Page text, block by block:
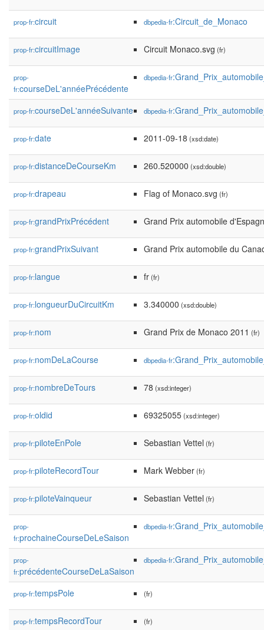
prop-fr:circuit dbpedia-fr:Circuit_de_Monaco
prop-fr:circuitImage Circuit Monaco.svg (fr)
prop-
fr:courseDeL'annéePrécédente
dbpedia-fr
prop-fr:courseDeL'annéeSuivante dbpedia-fr
prop-fr:date 2011-09-18 (xsd:date)
prop-fr:distanceDeCourseKm 260.520000 (xsd:double)
prop-fr:drapeau Flag of Monaco.svg (fr)
prop-fr:grandPrixPrécédent Grand Prix automobile
prop-fr:grandPrixSuivant Grand Prix automobile du
prop-fr:langue fr(fr)
prop-fr:longueurDuCircuitKm 3.340000 (xsd:double)
prop-fr:nom Grand Prix de Monaco 2011 (fr)
prop-fr:nomDeLaCourse dbpedia-fr
prop-fr:nombreDeTours 78 (xsd:integer)
prop-fr:oldid 69325055(xsd:integer)
prop-fr:piloteEnPole Sebastian Vettel (fr)
prop-fr:piloteRecordTour Mark Webber(fr)
prop-fr:piloteVainqueur Sebastian Vettel (fr)
prop-
fr:prochaineCourseDeLeSaison
dbpedia-fr
prop-
fr:précédenteCourseDeLaSaison
dbpedia-fr
prop-fr:tempsPole (fr)
prop-fr:tempsRecordTour (fr)